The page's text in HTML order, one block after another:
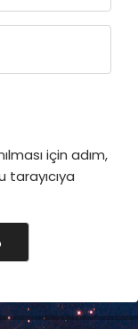
için adım,